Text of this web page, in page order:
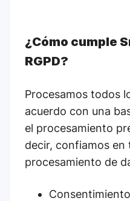
¿Cómo cumple
RGPD?
Procesamos todos
acuerdo con una
el procesamiento
decir, confiamos en
procesamiento de